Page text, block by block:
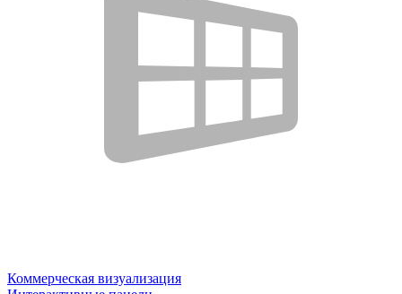
Коммерческая визуализация